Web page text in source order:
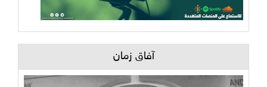
آفاق زمان